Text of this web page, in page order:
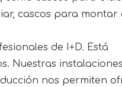
cascos para montar
de I+D. Está
Nuestras
nos permiten